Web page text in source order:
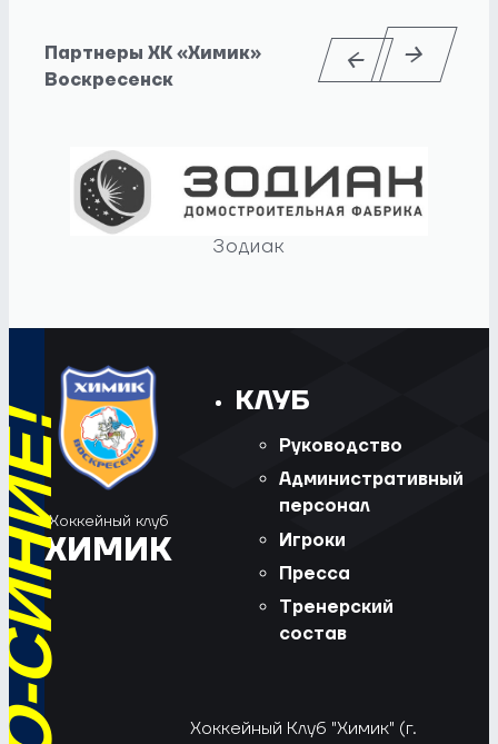
Партнеры ХК «Химик»
Воскресенск
Зодиак
Хоккейный клуб
ХИМИК
КЛУБ
Руководство
Административный
персонал
Игроки
Пресса
Тренерский
состав
Хоккейный Клуб "Химик" (г.